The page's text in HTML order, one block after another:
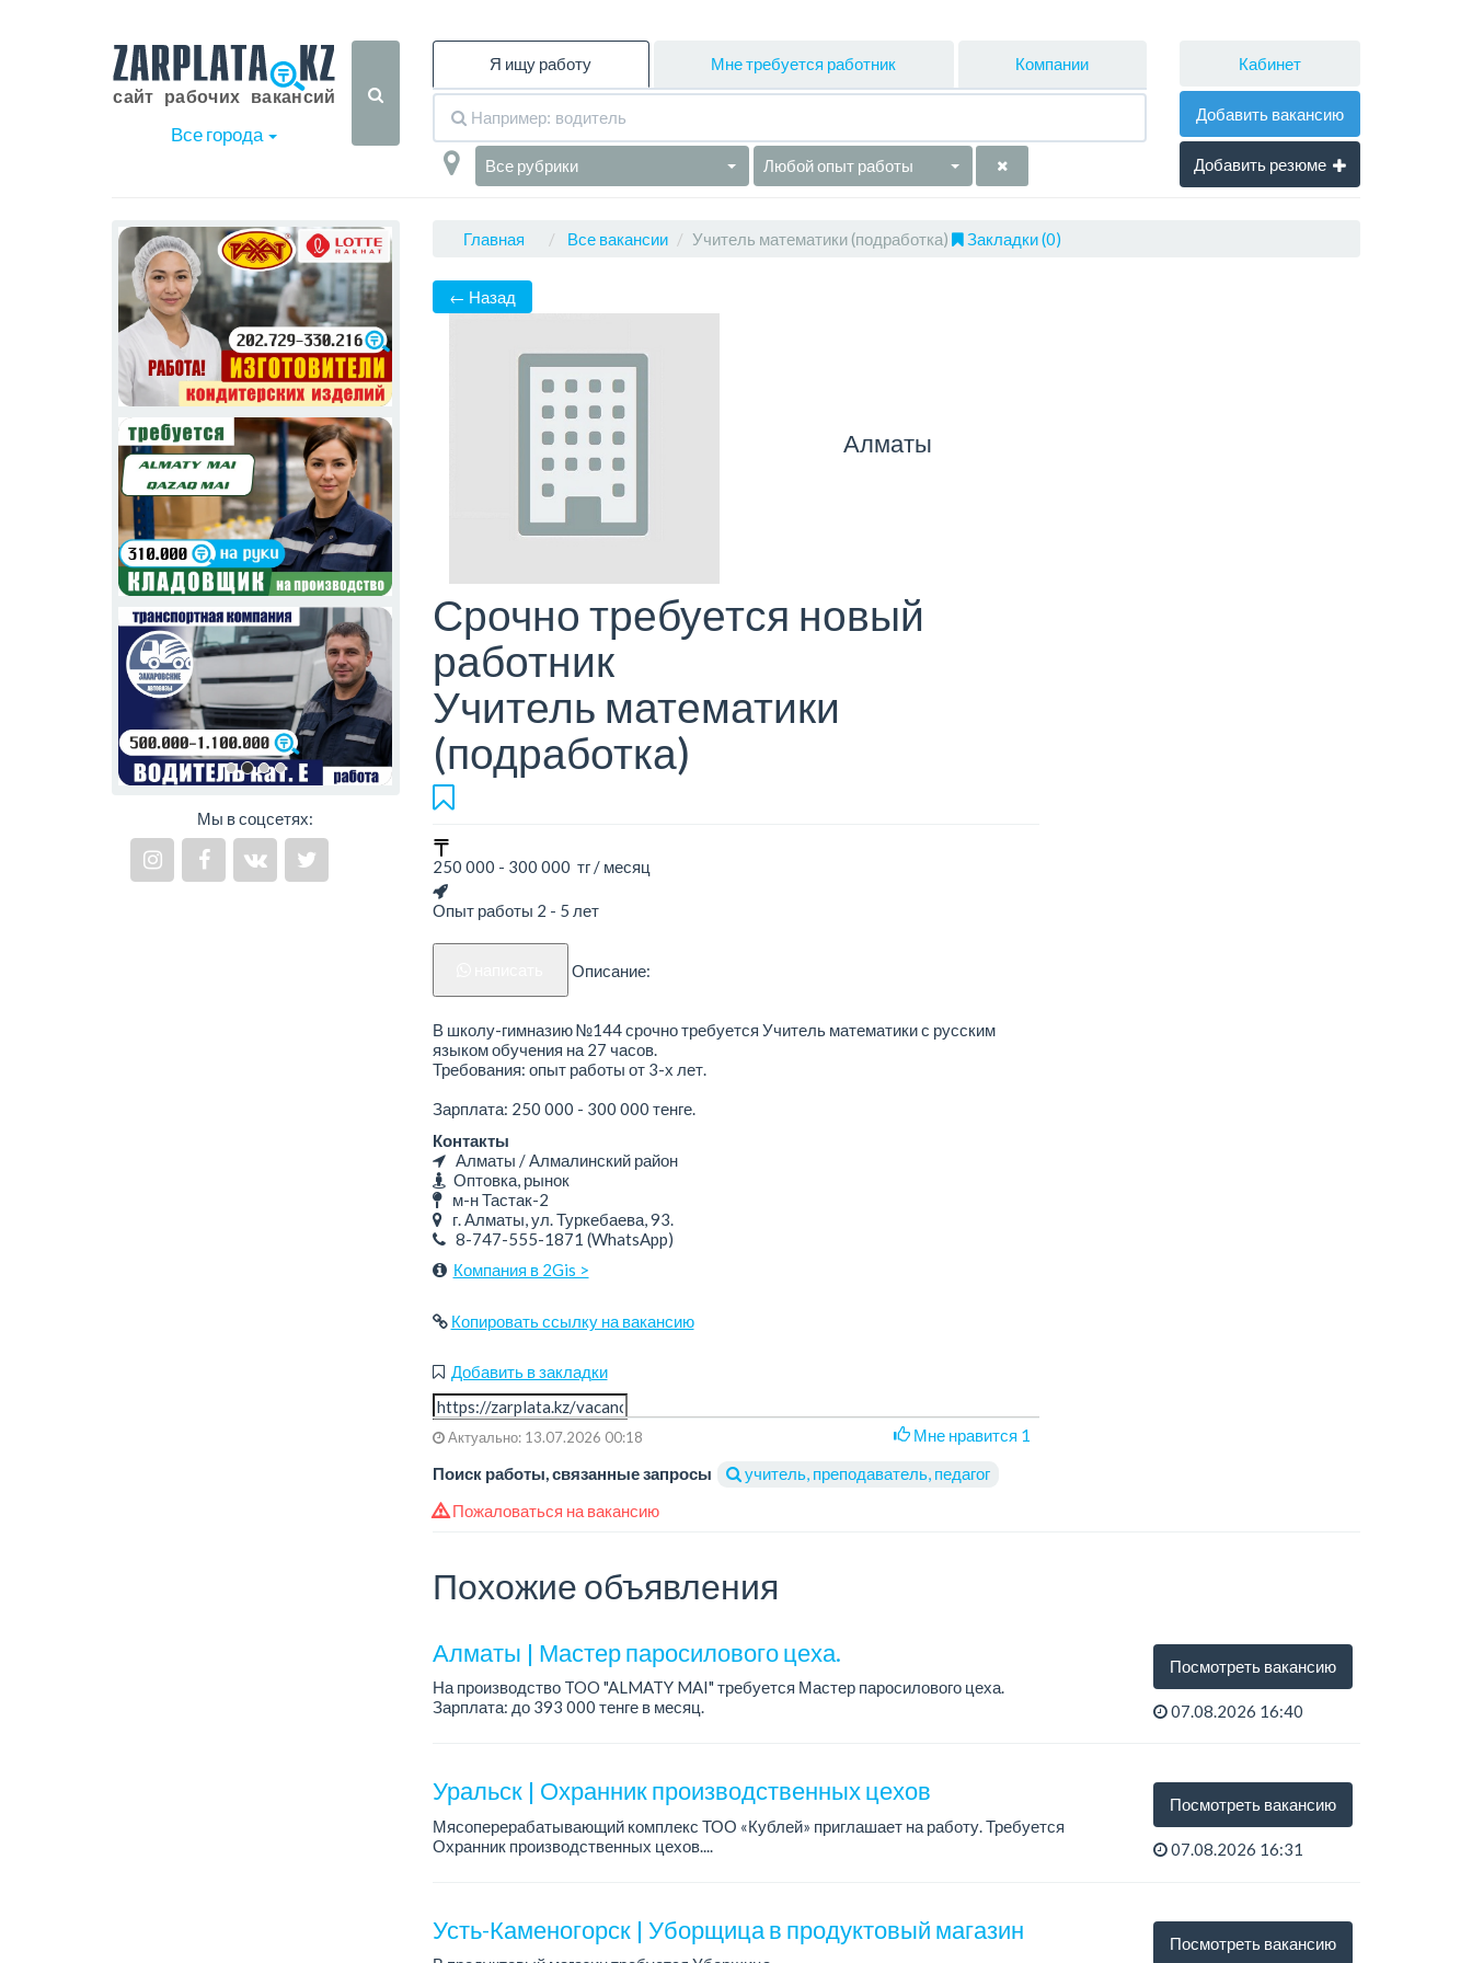
Все города
Я ищу работу Мне требуется работник Компании
Все рубрики Любой опыт работы
Кабинет
Добавить вакансию
Добавить резюме
Мы в соцсетях:
Главная Все вакансии Учитель математики (подработка) Закладки (0)
← Назад
Алматы
Срочно требуется новый
работник
Учитель математики
(подработка)
250 000 - 300 000 тг / месяц
Опыт работы 2 - 5 лет
Описание:
В школу-гимназию №144 срочно требуется Учитель математики с русским
языком обучения на 27 часов.
Требования: опыт работы от 3-х лет.
Зарплата: 250 000 - 300 000 тенге.
Контакты
Алматы / Алмалинский район
Оптовка, рынок
м-н Тастак-2
г. Алматы, ул. Туркебаева, 93.
8-747-555-1871 (WhatsApp)
Компания в 2Gis >
Копировать ссылку на вакансию
Добавить в закладки
Актуально: 13.07.2026 00:18 Мне нравится 1
Поиск работы, связанные запросы
учитель, преподаватель, педагог
Пожаловаться на вакансию
Похожие объявления
Алматы | Мастер паросилового цеха.
На производство TOO "ALMATY MAI" требуется Мастер паросилового цеха.
Зарплата: до 393 000 тенге в месяц.
Посмотреть вакансию
07.08.2026 16:40
Уральск | Охранник производственных цехов
Мясоперерабатывающий комплекс ТОО «Кублей» приглашает на работу. Требуется
Охранник производственных цехов....
Посмотреть вакансию
07.08.2026 16:31
Усть-Каменогорск | Уборщица в продуктовый магазин Посмотреть вакансию